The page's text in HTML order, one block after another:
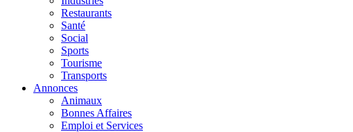
Restaurants
Santé
Social
Sports
Tourisme
Transports
Annonces
Animaux
Bonnes Affaires
Emploi et Services